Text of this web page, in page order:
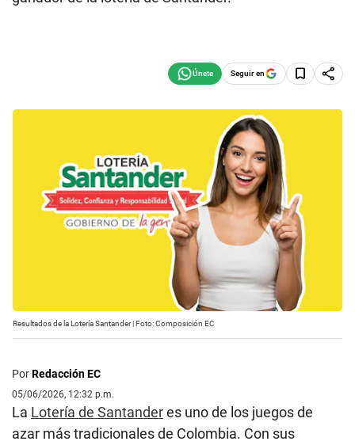
Seguir en
Resultados de la Lotería Santander | Foto: Composición EC
PorRedacción EC
05/06/2026, 12:32 p.m.
La Lotería de Santanderes uno de los juegos de
azar más tradicionales de Colombia. Con sus